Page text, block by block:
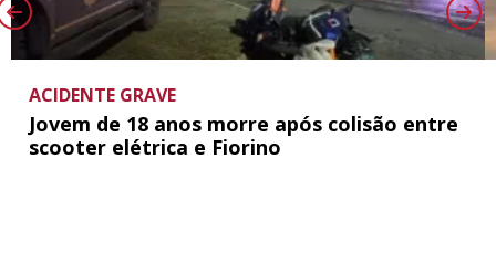
ACIDENTE GRAVE
Jovem de 18 anos morre após colisão entre
scooter elétrica e Fiorino